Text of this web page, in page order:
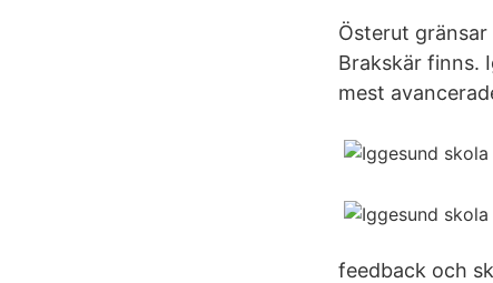
Österut
Brakskär finns.
mest
feedback och